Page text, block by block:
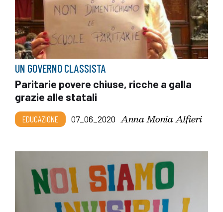
UN GOVERNO CLASSISTA
Paritarie povere chiuse, ricche a galla
grazie alle statali
EDUCAZIONE 07_06_2020 Anna Monia Alfieri